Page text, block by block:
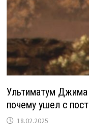
Ультиматум Джима
почему ушел с
18.02.2025